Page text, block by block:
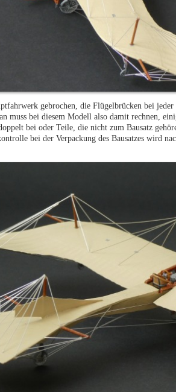
gebrochen, die Flügelbrücken bei
muss bei diesem Modell also damit rechnen,
bei oder Teile, die nicht zum Bausatz
bei der Verpackung des Bausatzes wird